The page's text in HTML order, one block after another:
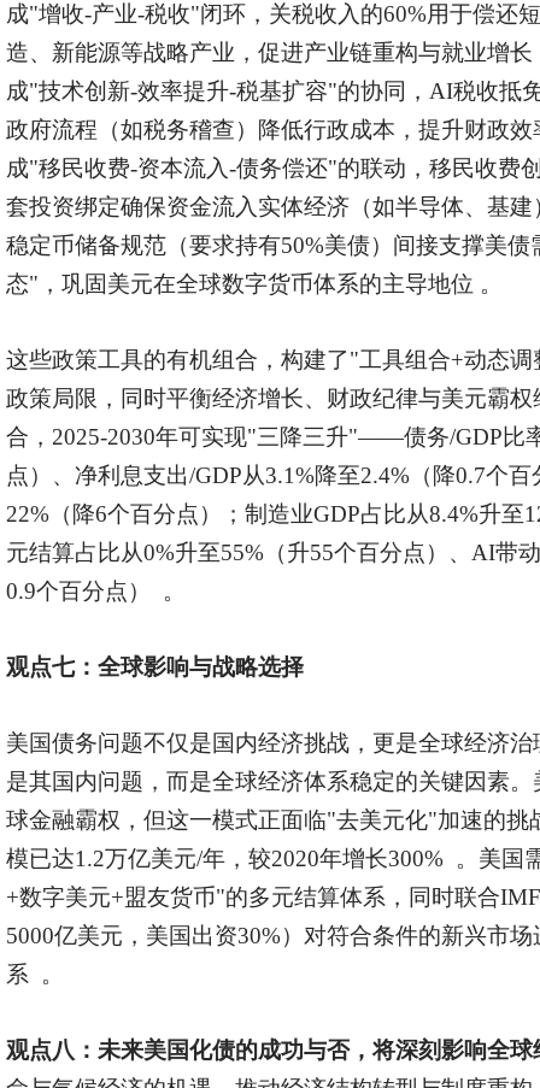
成"增收-产业-税收"闭环，关税收入的60%用于偿还
造、新能源等战略产业，促进产业链重构与就业增
成"技术创新-效率提升-税基扩容"的协同，AI税收抵
政府流程（如税务稽查）降低行政成本，提升财政
成"移民收费-资本流入-债务偿还"的联动，移民收费
套投资绑定确保资金流入实体经济（如半导体、基
稳定币储备规范（要求持有50%美债）间接支撑美
态"，巩固美元在全球数字货币体系的主导地位 。
这些政策工具的有机组合，构建了"工具组合+动态
政策局限，同时平衡经济增长、财政纪律与美元霸
合，2025-2030年可实现"三降三升"——债务/GDP比
点）、净利息支出/GDP从3.1%降至2.4%（降0.7个
22%（降6个百分点）；制造业GDP占比从8.4%升至
元结算占比从0%升至55%（升55个百分点）、AI带
0.9个百分点） 。
观点七： 全球影响与战略选择
美国债务问题不仅是国内经济挑战，更是全球经济
是其国内问题，而是全球经济体系稳定的关键因素
球金融霸权，但这一模式正面临"去美元化"加速的挑
模已达1.2万亿美元/年，较2020年增长300% 。美国
+数字美元+盟友货币"的多元结算体系，同时联合
5000亿美元，美国出资30%）对符合条件的新兴市
系 。
观点八： 未来美国化债的成功与否，将深刻影响全球